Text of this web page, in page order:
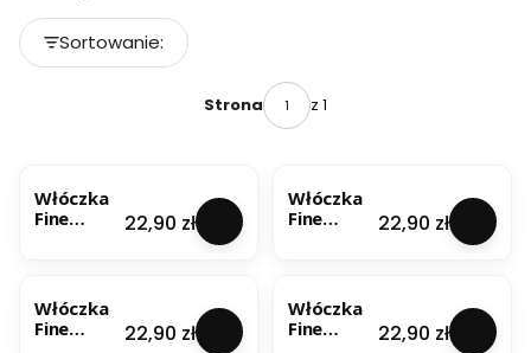
Lista produktów
Sortowanie:
Domyślne
Strona z 1
Włóczka
Fine
yna
(AZ8726)
50g
Cena
22,90 zł
Włóczka
Fine
Róż (3387)
50g
Cena
22,90 zł
Włóczka
Fine
Cena
22,90 zł
Włóczka
Fine
Cena
22,90 zł